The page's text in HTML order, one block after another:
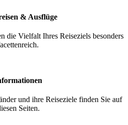
& Ausflüge
die Vielfalt Ihres Reiseziels besonders
und ihre Reiseziele finden Sie auf
Seiten.